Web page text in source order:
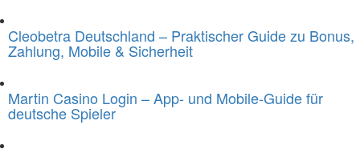
Cleobetra Deutschland – Praktischer Guide zu Bonus,
Zahlung, Mobile & Sicherheit
Martin Casino Login – App- und Mobile-Guide für
deutsche Spieler